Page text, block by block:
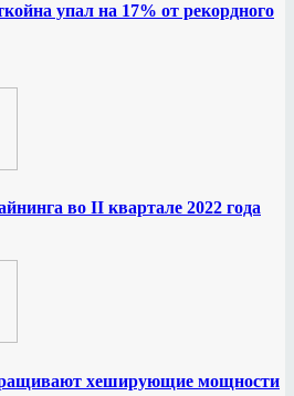
упал на 17% от рекордного
во II квартале 2022 года
хеширующие мощности